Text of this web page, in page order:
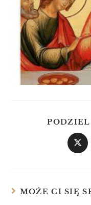
MOŻE CI SIĘ